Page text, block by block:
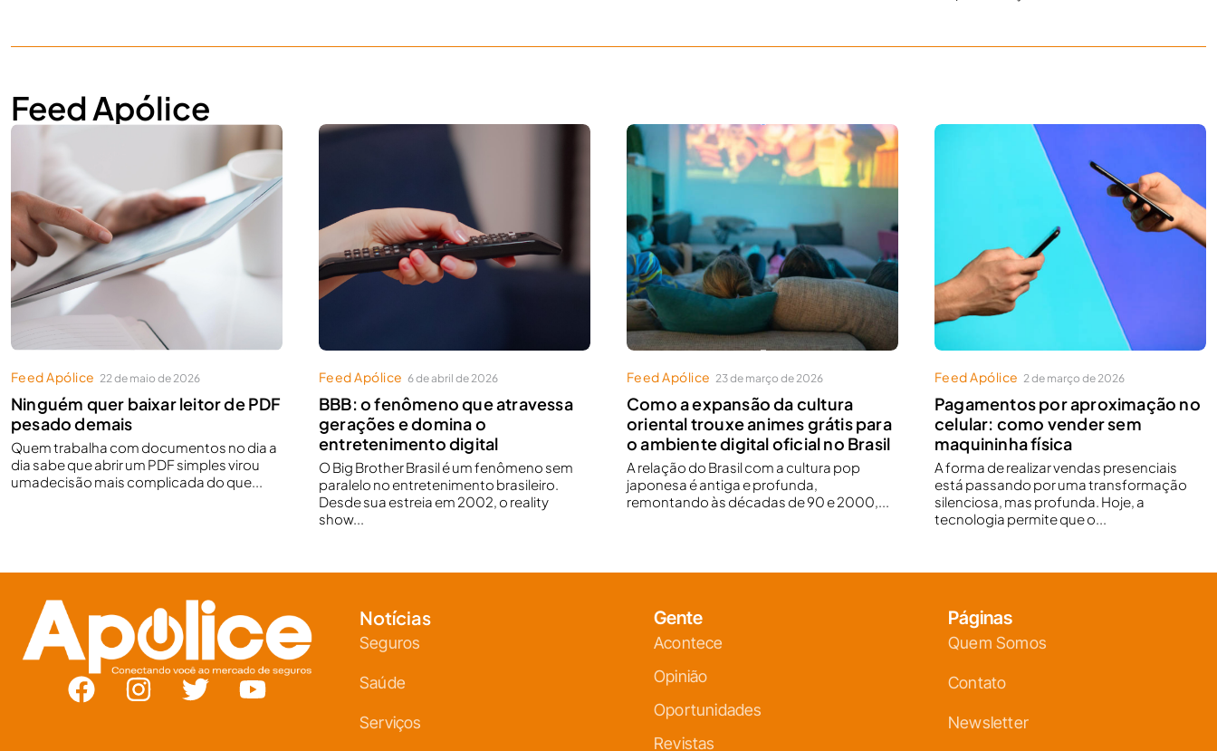
Feed Apólice
Feed Apólice 22 de maio de 2026
Ninguém quer baixar leitor de PDF
pesado demais
Quem trabalha com documentos no dia a
dia sabe que abrir um PDF simples virou
umadecisão mais complicada do que...
Feed Apólice 6 de abril de 2026
BBB: o fenômeno que atravessa
gerações e domina o
entretenimento digital
O Big Brother Brasil é um fenômeno sem
paralelo no entretenimento brasileiro.
Desde sua estreia em 2002, o reality
show...
Feed Apólice 23 de março de 2026
Como a expansão da cultura
oriental trouxe animes grátis para
o ambiente digital oficial no Brasil
A relação do Brasil com a cultura pop
japonesa é antiga e profunda,
remontando às décadas de 90 e 2000,...
Feed Apólice 2 de março de 2026
Pagamentos por aproximação no
celular: como vender sem
maquininha física
A forma de realizar vendas presenciais
está passando por uma transformação
silenciosa, mas profunda. Hoje, a
tecnologia permite que o...
Notícias
Seguros
Saúde
Serviços
Gente
Acontece
Opinião
Oportunidades
Revistas
Páginas
Quem Somos
Contato
Newsletter